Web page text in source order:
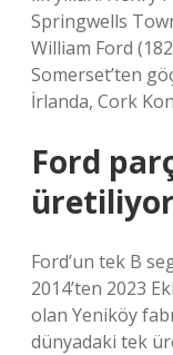
Springwells
William Ford
Somerset’ten
İrlanda, Cork
Ford
Ford’un tek B
2014’ten 2023
olan Yeniköy
dünyadaki tek